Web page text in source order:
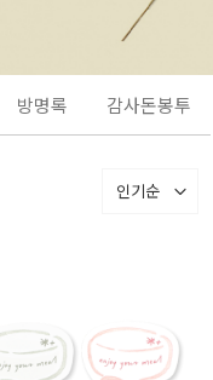
방명록 감사돈봉투
인기순